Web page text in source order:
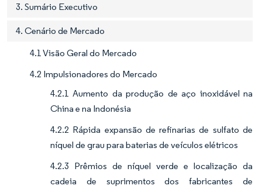
3. Sumário Executivo
4. Cenário de Mercado
4.1 Visão Geral do Mercado
4.2 Impulsionadores do Mercado
4.2.1 Aumento da produção de aço inoxidável na
China e na Indonésia
4.2.2 Rápida expansão de refinarias de sulfato de
níquel de grau para baterias de veículos elétricos
4.2.3 Prêmios de níquel verde e localização da
cadeia de suprimentos dos fabricantes de